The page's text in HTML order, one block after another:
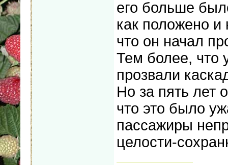
его больше
как положено
что он начал
Тем более, что
прозвали
Но за пять лет
что это было
пассажиры
целости-